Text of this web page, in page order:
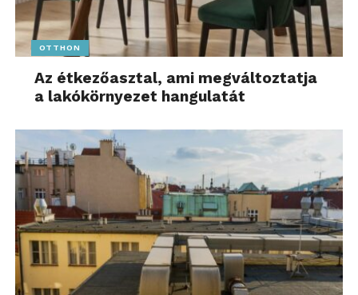
OTTHON
Az étkezőasztal, ami megváltoztatja
a lakókörnyezet hangulatát